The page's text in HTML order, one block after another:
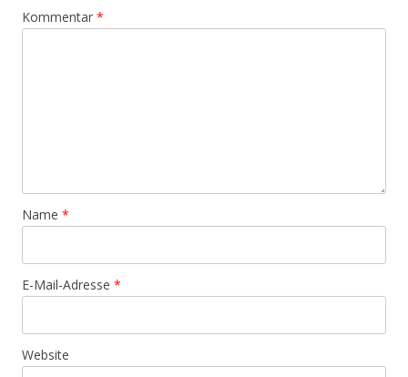
Kommentar *
Name *
E-Mail-Adresse *
Website